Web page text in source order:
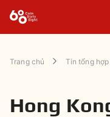
Trang chủ Tin tổng hợp
Hong